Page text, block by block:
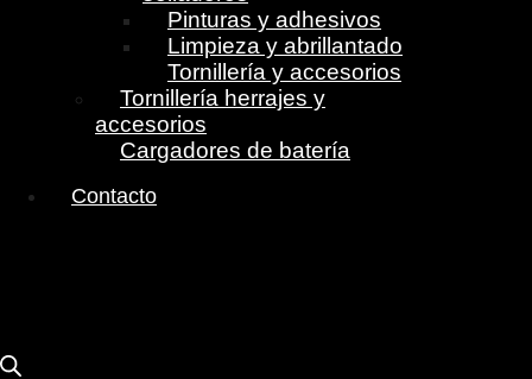
Pinturas y adhesivos
Limpieza y abrillantado
Tornillería y accesorios
Tornillería herrajes y
accesorios
Cargadores de batería
Contacto